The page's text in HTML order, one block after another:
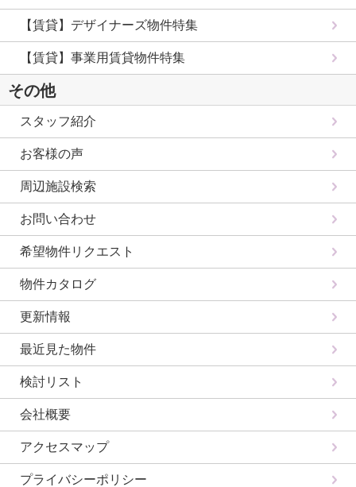
【賃貸】デザイナーズ物件特集
【賃貸】事業用賃貸物件特集
その他
スタッフ紹介
お客様の声
周辺施設検索
お問い合わせ
希望物件リクエスト
物件カタログ
更新情報
最近見た物件
検討リスト
会社概要
アクセスマップ
プライバシーポリシー